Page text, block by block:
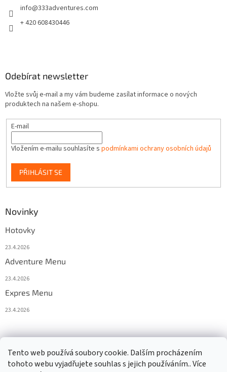
Tento web používá soubory cookie. Dalším procházením
tohoto webu vyjadřujete souhlas s jejich používáním.. Více
info@333adventures.com
+ 420 608430446
Odebírat newsletter
Vložte svůj e-mail a my vám budeme zasílat informace o nových
produktech na našem e-shopu.
E-mail
Vložením e-mailu souhlasíte s podmínkami ochrany osobních údajů
PŘIHLÁSIT SE
Novinky
Hotovky
23.4.2026
Adventure Menu
23.4.2026
Expres Menu
23.4.2026